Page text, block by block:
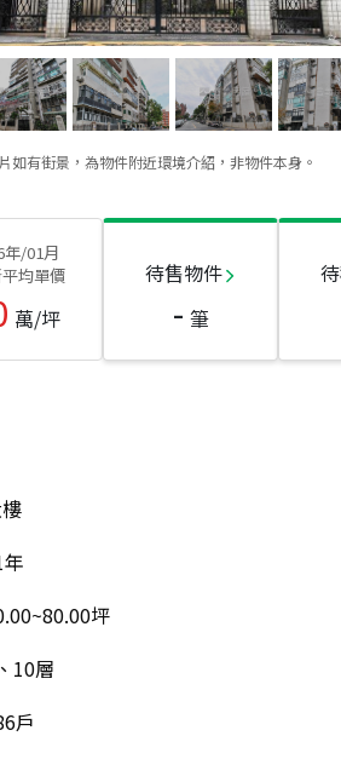
如有街景，為物件附近環境介紹，非物件本身。
年/01月
均單價
萬/坪
待售物件
- 筆
年
坪
10層
戶